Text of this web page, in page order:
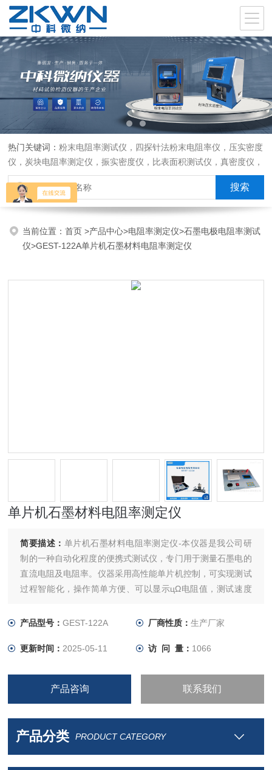
热门关键词：粉末电阻率测试仪，四探针法粉末电阻率仪，压实密度
仪，炭块电阻率测定仪，振实密度仪，比表面积测试仪，真密度仪，
炭块热膨胀仪，炭块透气率仪，炭块二氧化碳反应测定仪
当前位置：首页>产品中心>电阻率测定仪>石墨电极电阻率测试
仪>GEST-122A单片机石墨材料电阻率测定仪
单片机石墨材料电阻率测定仪
简要描述： 单片机石墨材料电阻率测定仪-本仪器是我公司研
制的一种自动化程度的便携式测试仪，专门用于测量石墨电的
直流电阻及电阻率。仪器采用高性能单片机控制，可实现测试
过程智能化，操作简单方便、可以显示цΩ电阻值，测试速度
器，大大方便了试验项目的开展，提高了工作效率。
产品型号：GEST-122A 厂商性质： 生产厂家
更新时间： 2025-05-11 访 问 量： 1066
产品咨询 联系我们
产品分类 PRODUCT CATEGORY